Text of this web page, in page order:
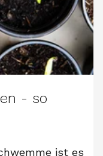
- so
ist es